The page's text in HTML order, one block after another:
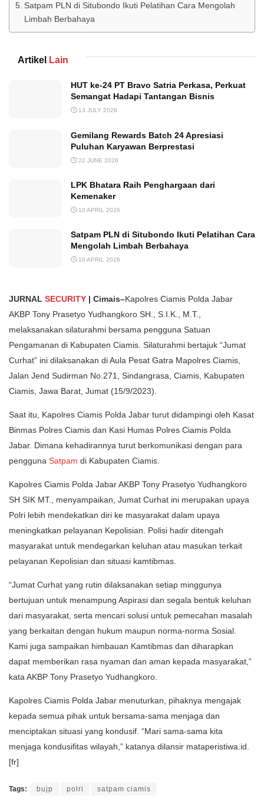
Satpam PLN di Situbondo Ikuti Pelatihan Cara Mengolah
Limbah Berbahaya
Artikel Lain
HUT ke-24 PT Bravo Satria Perkasa, Perkuat
Semangat Hadapi Tantangan Bisnis
13 JULY 2026
Gemilang Rewards Batch 24 Apresiasi
Puluhan Karyawan Berprestasi
22 JUNE 2026
LPK Bhatara Raih Penghargaan dari
Kemenaker
10 APRIL 2026
Satpam PLN di Situbondo Ikuti Pelatihan Cara
Mengolah Limbah Berbahaya
10 APRIL 2026
JURNAL SECURITY | Cimais–Kapolres Ciamis Polda Jabar
AKBP Tony Prasetyo Yudhangkoro SH., S.I.K., M.T.,
melaksanakan silaturahmi bersama pengguna Satuan
Pengamanan di Kabupaten Ciamis. Silaturahmi bertajuk “Jumat
Curhat” ini dilaksanakan di Aula Pesat Gatra Mapolres Ciamis,
Jalan Jend Sudirman No.271, Sindangrasa, Ciamis, Kabupaten
Ciamis, Jawa Barat, Jumat (15/9/2023).
Saat itu, Kapolres Ciamis Polda Jabar turut didampingi oleh Kasat
Binmas Polres Ciamis dan Kasi Humas Polres Ciamis Polda
Jabar. Dimana kehadirannya turut berkomunikasi dengan para
pengguna Satpam di Kabupaten Ciamis.
Kapolres Ciamis Polda Jabar AKBP Tony Prasetyo Yudhangkoro
SH SIK MT., menyampaikan, Jumat Curhat ini merupakan upaya
Polri lebih mendekatkan diri ke masyarakat dalam upaya
meningkatkan pelayanan Kepolisian. Polisi hadir ditengah
masyarakat untuk mendegarkan keluhan atau masukan terkait
pelayanan Kepolisian dan situasi kamtibmas.
“Jumat Curhat yang rutin dilaksanakan setiap minggunya
bertujuan untuk menampung Aspirasi dan segala bentuk keluhan
dari masyarakat, serta mencari solusi untuk pemecahan masalah
yang berkaitan dengan hukum maupun norma-norma Sosial.
Kami juga sampaikan himbauan Kamtibmas dan diharapkan
dapat memberikan rasa nyaman dan aman kepada masyarakat,”
kata AKBP Tony Prasetyo Yudhangkoro.
Kapolres Ciamis Polda Jabar menuturkan, pihaknya mengajak
kepada semua pihak untuk bersama-sama menjaga dan
menciptakan situasi yang kondusif. “Mari sama-sama kita
menjaga kondusifitas wilayah,” katanya dilansir mataperistiwa.id.
[fr]
Tags: bujp polri satpam ciamis